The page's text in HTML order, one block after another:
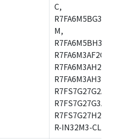
C,
M,
R-IN32M3-CL,R-